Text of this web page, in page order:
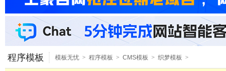
程序模板 模板无忧 > 程序模板 > CMS模板 > 织梦模板 >